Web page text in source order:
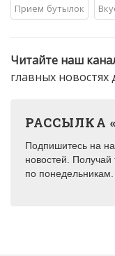
Прием бутылок
Читайте наш
главных
РАССЫЛКА
Подпишитесь на
новостей.
по понедельникам.